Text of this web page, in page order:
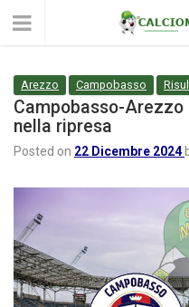
Arezzo Campobasso
Campobasso-
nella ripresa
Posted on 22 Dicembre 2024